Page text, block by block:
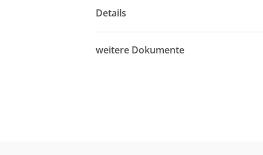
Details
weitere Dokumente